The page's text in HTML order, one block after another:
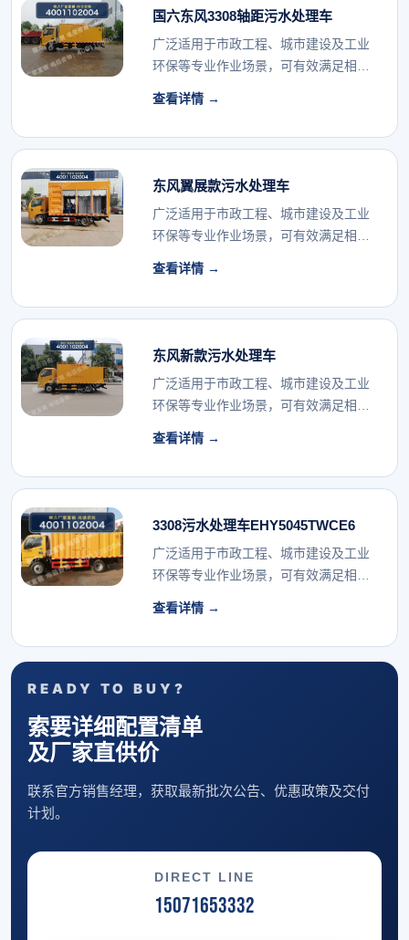
国六东风3308轴距污水处理车
广泛适用于市政工程、城市建设及工业
环保等专业作业场景，可有效满足相关
查看详情 →
东风翼展款污水处理车
广泛适用于市政工程、城市建设及工业
环保等专业作业场景，可有效满足相关
查看详情 →
东风新款污水处理车
广泛适用于市政工程、城市建设及工业
环保等专业作业场景，可有效满足相关
查看详情 →
3308污水处理车EHY5045TWCE6
广泛适用于市政工程、城市建设及工业
环保等专业作业场景，可有效满足相关
查看详情 →
READY TO BUY?
索要详细配置清单
及厂家直供价
联系官方销售经理，获取最新批次公告、优惠政策及交付
计划。
DIRECT LINE
15071653332